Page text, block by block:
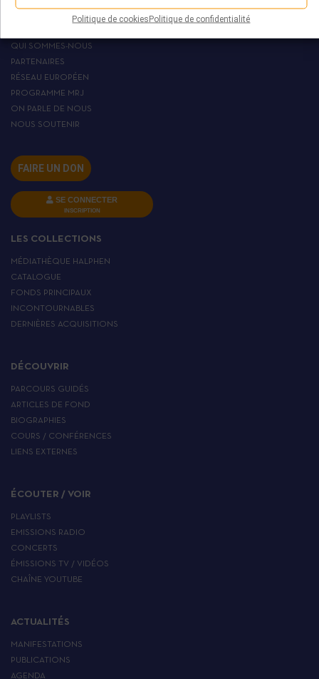
Politique de cookiesPolitique de confidentialité
QUI SOMMES-NOUS
PARTENAIRES
RÉSEAU EUROPÉEN
PROGRAMME MRJ
ON PARLE DE NOUS
NOUS SOUTENIR
FAIRE UN DON
SE CONNECTER
INSCRIPTION
LES COLLECTIONS
MÉDIATHÈQUE HALPHEN
CATALOGUE
FONDS PRINCIPAUX
INCONTOURNABLES
DERNIÈRES ACQUISITIONS
DÉCOUVRIR
PARCOURS GUIDÉS
ARTICLES DE FOND
BIOGRAPHIES
COURS / CONFÉRENCES
LIENS EXTERNES
ÉCOUTER / VOIR
PLAYLISTS
EMISSIONS RADIO
CONCERTS
ÉMISSIONS TV / VIDÉOS
CHAÎNE YOUTUBE
ACTUALITÉS
MANIFESTATIONS
PUBLICATIONS
AGENDA